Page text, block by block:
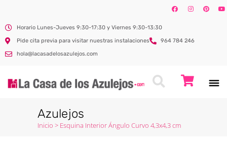
Horario Lunes-Jueves 9:30-17:30 y Viernes 9:30-13:30
Pide cita previa para visitar nuestras instalaciones
964 784 246
hola@lacasadelosazulejos.com
Azulejos
Inicio > Esquina Interior Ángulo Curvo 4,3x4,3 cm